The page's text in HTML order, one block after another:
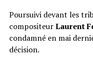
Poursuivi devant les
compositeurLaurent
condamné en mai
décision.